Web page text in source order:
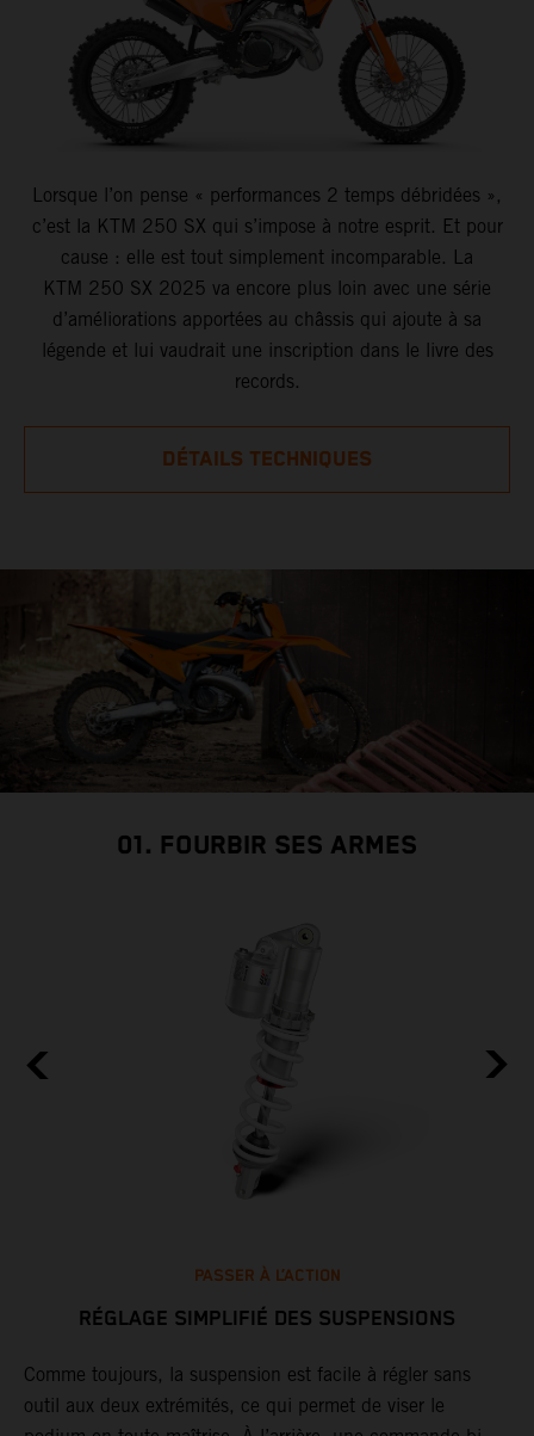
Lorsque l’on pense « performances 2 temps débridées »,
c’est la KTM 250 SX qui s’impose à notre esprit. Et pour
cause : elle est tout simplement incomparable. La
KTM 250 SX 2025 va encore plus loin avec une série
d’améliorations apportées au châssis qui ajoute à sa
légende et lui vaudrait une inscription dans le livre des
records.
DÉTAILS TECHNIQUES
01. FOURBIR SES ARMES
PASSER À L’ACTION
RÉGLAGE SIMPLIFIÉ DES SUSPENSIONS
Comme toujours, la suspension est facile à régler sans
outil aux deux extrémités, ce qui permet de viser le